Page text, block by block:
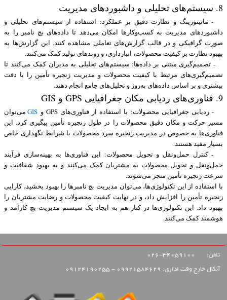
8. سیستم‌های تحلیلی و داشبوردهای مدیریت
- مانیتورینگ و نظارت دقیق بر عملکرد: استفاده از سیستم‌های تحلیلی و
داشبوردهای مدیریت به کسب‌وکارها امکان می‌دهد تا داده‌های بچ نامبر را به
صورت گرافیکی و در قالب گزارش‌های تعاملی مشاهده کنند. این گزارش‌ها به
بهبود نظارت بر کیفیت محصولات، انبارداری، و روندهای تولید کمک می‌کنند.
- تصمیم‌گیری مبتنی بر داده‌ها: سیستم‌های تحلیلی به مدیران کمک می‌کنند تا
تصمیم‌گیری‌های مرتبط با کیفیت محصولات و مدیریت زنجیره تأمین را با دقت
بیشتری و بر اساس داده‌های به‌روز و تحلیل‌های جامع انجام دهند.
9. فناوری‌های ردیابی مکان جغرافیایی GPS و GIS
- ردیابی جغرافیایی محصولات: با استفاده از فناوری‌های GPS و GISمی‌توان
مسیر حرکت و مکان دقیق محصولات را در طول زنجیره تأمین پیگیری کرد. این
فناوری‌ها به خصوص در مدیریت زنجیره سرد محصولات با شرایط نگهداری خاص
بسیار مفید هستند.
- کنترل حمل‌ونقل و تحویل محصولات: این فناوری‌ها به بهینه‌سازی فرآیند
حمل‌ونقل و تحویل محصولات به مشتریان کمک می‌کنند و به بهبود شفافیت و
سرعت زنجیره تأمین منجر می‌شوند.
با استفاده از این تکنولوژی‌ها، می‌توان مدیریت بچ نامبرها را بهبود بخشید، کارایی
زنجیره تأمین را افزایش داد، و در نهایت کیفیت محصولات و رضایت مشتریان را
بهبود داد. این تکنولوژی‌ها در کنار هم به ایجاد یک سیستم مدیریت بچ کارآمد و
هوشمند کمک می‌کنند.
تلفن:
آنکال خارج وقت اداری: 09921584629 - 09124190255